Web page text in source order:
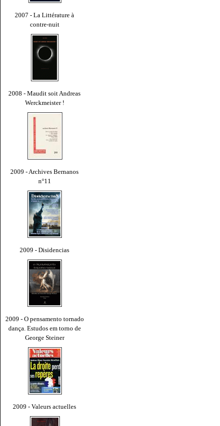
2007 - La Littérature à
contre-nuit
2008 - Maudit soit Andreas
Werckmeister !
2009 - Archives Bernanos
n°11
2009 - Disidencias
2009 - O pensamento tornado
dança. Estudos em torno de
George Steiner
2009 - Valeurs actuelles